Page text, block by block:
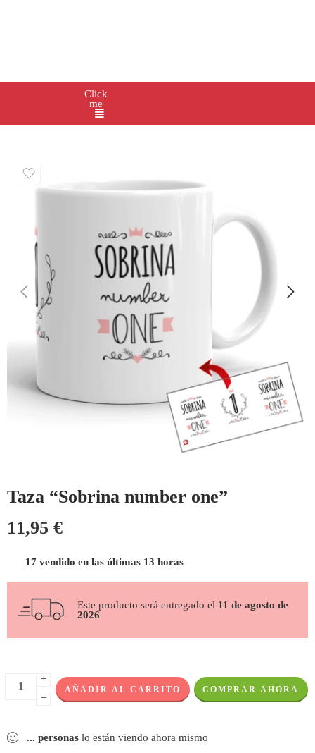
Click
me
Taza “Sobrina number one”
11,95 €
17 vendido en las últimas 13 horas
Este producto será entregado el 11 de agosto de
2026
+
−
AÑADIR AL CARRITO COMPRAR AHORA
... personas lo están viendo ahora mismo